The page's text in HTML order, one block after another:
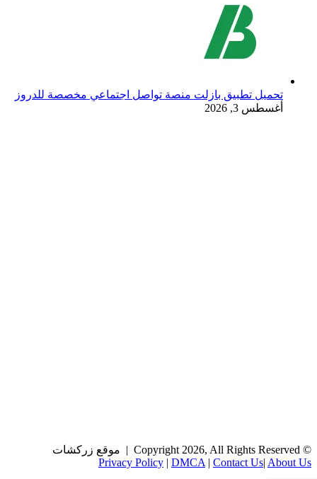
تحميل تطبيق بازلت منصة تواصل اجتماعي مخصصة للدروز
أغسطس 3, 2026
© Copyright 2026, All Rights Reserved | موقع زركشات
Privacy Policy | DMCA | Contact Us| About Us